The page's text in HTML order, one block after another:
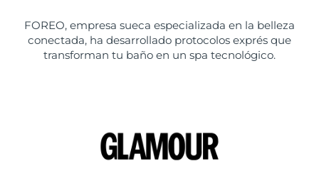
FOREO, empresa sueca especializada en la belleza
conectada, ha desarrollado protocolos exprés que
transforman tu baño en un spa tecnológico.